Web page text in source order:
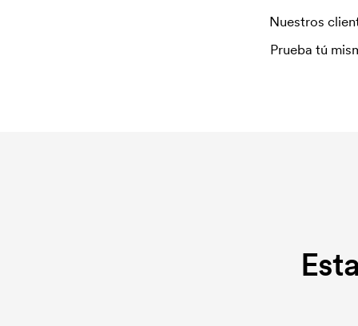
Nuestros
Prueba tú